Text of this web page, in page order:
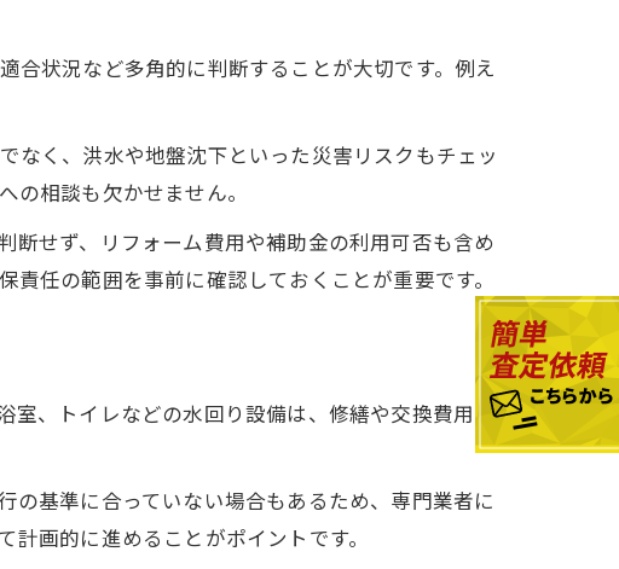
るコツ
順位
夫
方法
基礎
ント
態
夫
状況など多角的に判断することが大切です。例え
なく、洪水や地盤沈下といった災害リスクもチェッ
相談も欠かせません。
せず、リフォーム費用や補助金の利用可否も含め
任の範囲を事前に確認しておくことが重要です。
室、トイレなどの水回り設備は、修繕や交換費用が
基準に合っていない場合もあるため、専門業者に
画的に進めることがポイントです。